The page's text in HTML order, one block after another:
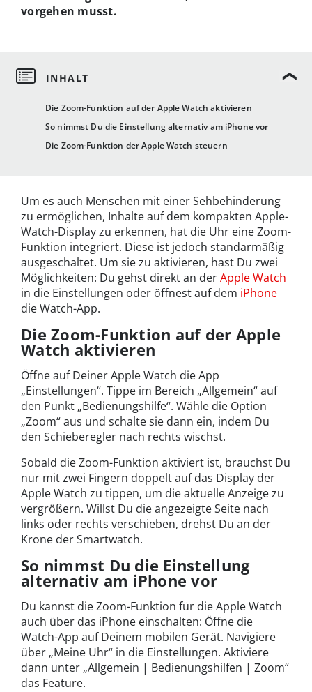
Die Zoom-Funktion auf der Apple Watch aktivieren
So nimmst Du die Einstellung alternativ am iPhone vor
Die Zoom-Funktion der Apple Watch steuern
vorgehen musst.
Um es auch Menschen mit einer Sehbehinderung
zu ermöglichen, Inhalte auf dem kompakten Apple-
Watch-Display zu erkennen, hat die Uhr eine Zoom-
Funktion integriert. Diese ist jedoch standarmäßig
ausgeschaltet. Um sie zu aktivieren, hast Du zwei
Möglichkeiten: Du gehst direkt an derApple Watch
in die Einstellungen oder öffnest auf dem iPhone
die Watch-App.
Die Zoom-Funktion auf der Apple
Watch aktivieren
Öffne auf Deiner Apple Watch die App
„Einstellungen“. Tippe im Bereich „Allgemein“ auf
den Punkt „Bedienungshilfe“. Wähle die Option
„Zoom“ aus und schalte sie dann ein, indem Du
den Schieberegler nach rechts wischst.
Sobald die Zoom-Funktion aktiviert ist, brauchst Du
nur mit zwei Fingern doppelt auf das Display der
Apple Watch zu tippen, um die aktuelle Anzeige zu
vergrößern. Willst Du die angezeigte Seite nach
links oder rechts verschieben, drehst Du an der
Krone der Smartwatch.
So nimmst Du die Einstellung
alternativ am iPhone vor
Du kannst die Zoom-Funktion für die Apple Watch
auch über das iPhone einschalten: Öffne die
Watch-App auf Deinem mobilen Gerät. Navigiere
über „Meine Uhr“ in die Einstellungen. Aktiviere
dann unter „Allgemein | Bedienungshilfen | Zoom“
das Feature.